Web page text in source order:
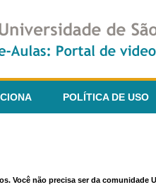
POLÍTICA DE USO
Você não precisa ser da